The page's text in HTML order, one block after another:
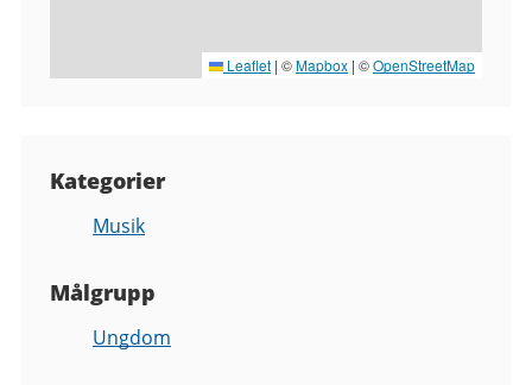
Leaflet | ©Mapbox | ©OpenStreetMap
Kategorier
Musik
Målgrupp
Ungdom